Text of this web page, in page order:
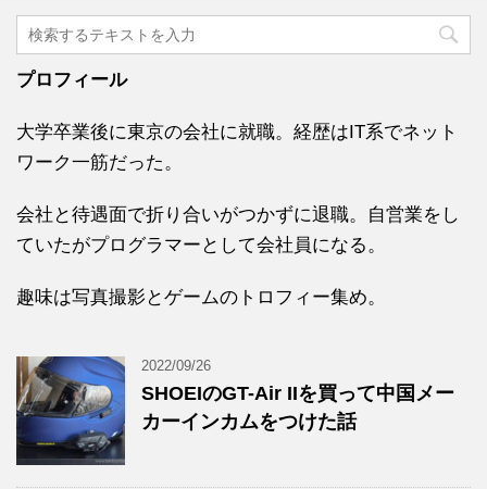
プロフィール
大学卒業後に東京の会社に就職。経歴はIT系でネット
ワーク一筋だった。
会社と待遇面で折り合いがつかずに退職。自営業をし
ていたがプログラマーとして会社員になる。
趣味は写真撮影とゲームのトロフィー集め。
2022/09/26
SHOEIのGT-Air IIを買って中国メー
カーインカムをつけた話